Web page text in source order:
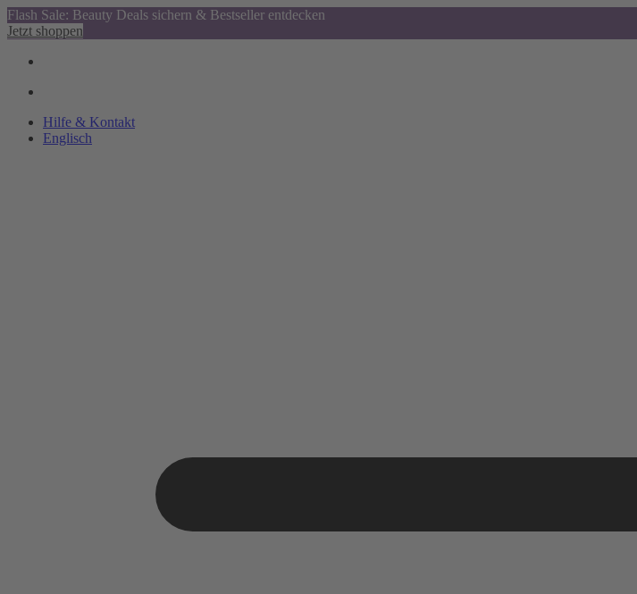
Flash Sale: Beauty Deals sichern & Bestseller entdecken
Jetzt shoppen
Hilfe & Kontakt
Englisch